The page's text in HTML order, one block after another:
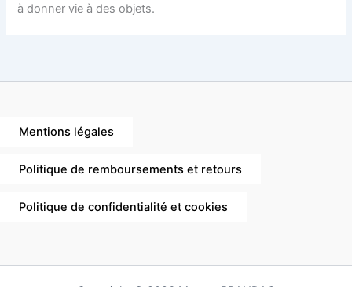
à donner vie à des objets.
Mentions légales
Politique de remboursements et retours
Politique de confidentialité et cookies